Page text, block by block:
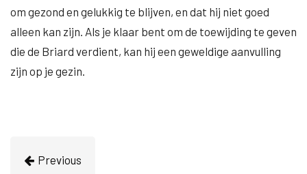
om gezond en gelukkig te blijven, en dat hij niet goed
alleen kan zijn. Als je klaar bent om de toewijding te geven
die de Briard verdient, kan hij een geweldige aanvulling
zijn op je gezin.
Previous